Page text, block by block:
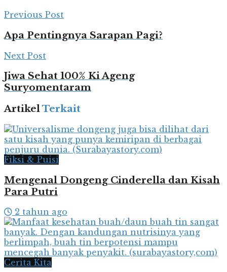
Previous Post
Apa Pentingnya Sarapan Pagi?
Next Post
Jiwa Sehat 100% Ki Ageng
Suryomentaram
ArtikelTerkait
Fiksi & Puisi
Mengenal Dongeng Cinderella dan Kisah
Para Putri
2 tahun ago
Cerita Kita